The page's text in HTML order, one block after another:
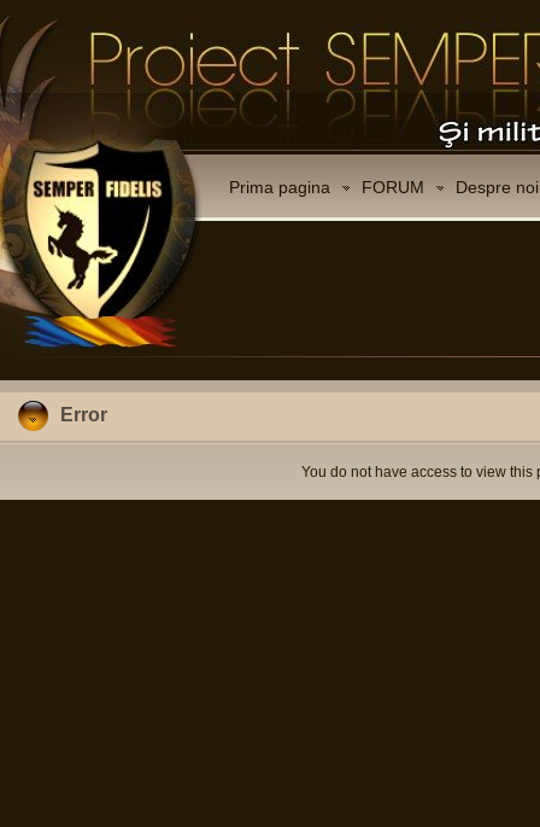
Prima pagina FORUM Despre noi
Error
You do not have access to view this